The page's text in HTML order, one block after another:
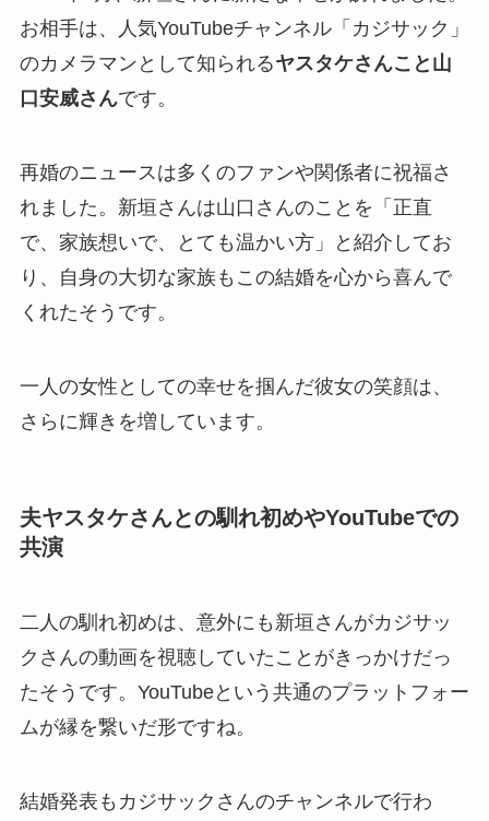
お相手は、人気YouTubeチャンネル「カジサック」
のカメラマンとして知られるヤスタケさんこと山
口安威さんです。
再婚のニュースは多くのファンや関係者に祝福さ
れました。新垣さんは山口さんのことを「正直
で、家族想いで、とても温かい方」と紹介してお
り、自身の大切な家族もこの結婚を心から喜んで
くれたそうです。
一人の女性としての幸せを掴んだ彼女の笑顔は、
さらに輝きを増しています。
夫ヤスタケさんとの馴れ初めやYouTubeでの
共演
二人の馴れ初めは、意外にも新垣さんがカジサッ
クさんの動画を視聴していたことがきっかけだっ
たそうです。YouTubeという共通のプラットフォー
ムが縁を繋いだ形ですね。
結婚発表もカジサックさんのチャンネルで行わ